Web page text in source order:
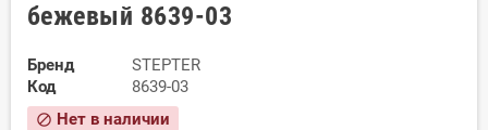
бежевый 8639-03
Бренд
STEPTER
Код
8639-03
block Нет в наличии